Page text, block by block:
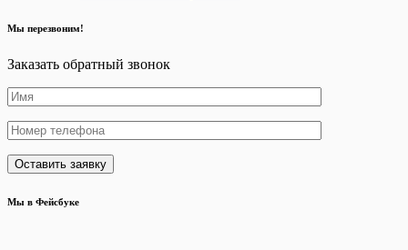
Мы перезвоним!
Заказать обратный звонок
Мы в Фейсбуке